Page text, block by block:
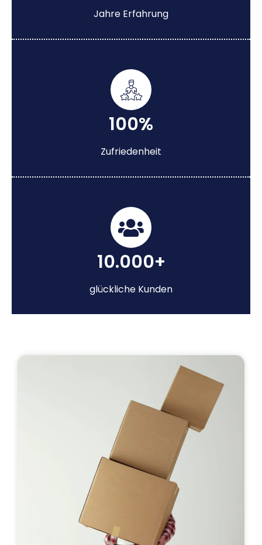
Jahre Erfahrung
100%
Zufriedenheit
10.000+
glückliche Kunden